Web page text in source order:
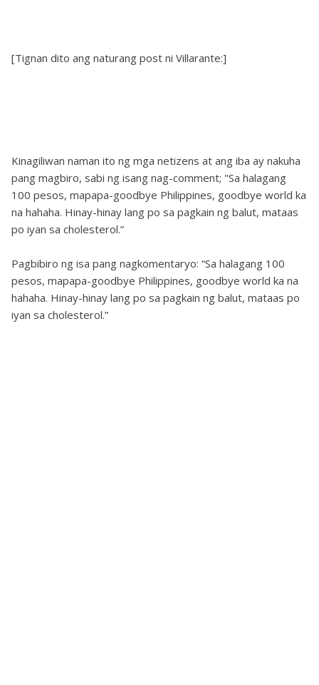
[Tignan dito ang naturang post ni Villarante:]
Kinagiliwan naman ito ng mga netizens at ang iba ay nakuha
pang magbiro, sabi ng isang nag-comment; "Sa halagang
100 pesos, mapapa-goodbye Philippines, goodbye world ka
na hahaha. Hinay-hinay lang po sa pagkain ng balut, mataas
po iyan sa cholesterol.”
Pagbibiro ng isa pang nagkomentaryo: “Sa halagang 100
pesos, mapapa-goodbye Philippines, goodbye world ka na
hahaha. Hinay-hinay lang po sa pagkain ng balut, mataas po
iyan sa cholesterol.”